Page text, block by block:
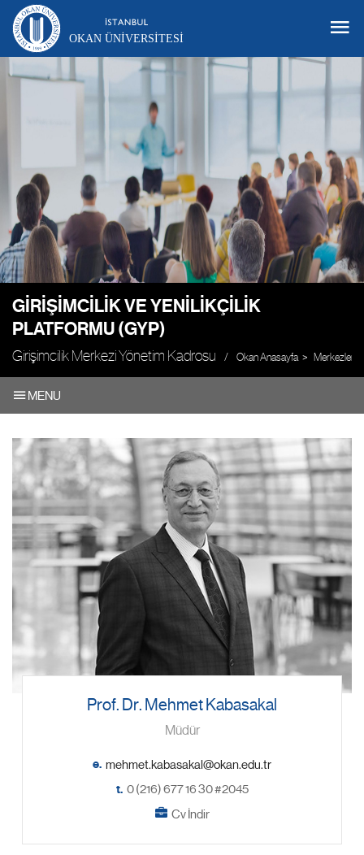
OKAN ÜNIVERSITESI
GIRIŞIMCILIK VE YENILIKÇILIK
PLATFORMU (GYP)
Girişimcilik Merkezi Yönetim Kadrosu Okan Anasayfa Merkezler
MENU
Prof. Dr. Mehmet Kabasakal
Müdür
e.
t. 0 (216) 677 16 30 #2045
Cv İndir